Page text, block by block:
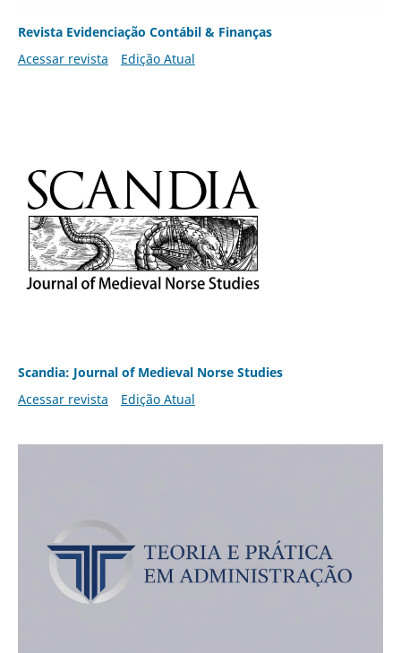
Revista Evidenciação Contábil & Finanças
Acessar revista
Edição Atual
Scandia: Journal of Medieval Norse Studies
Acessar revista
Edição Atual